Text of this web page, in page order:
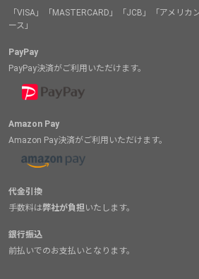
「VISA」「MASTERCARD」「JCB」「アメリ
ース」
PayPay
PayPay決済がご利用いただけます。
Amazon Pay
Amazon Pay決済がご利用いただけます。
代金引換
手数料は弊社が負担いたします。
銀行振込
前払いでのお支払いとなります。